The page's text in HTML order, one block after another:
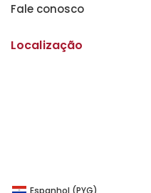
Fale conosco
Localização
Espanhol (PYG)